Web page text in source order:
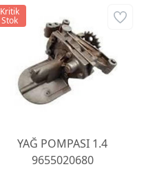
YAĞ POMPASI 1.4
9655020680
Kritik
Stok